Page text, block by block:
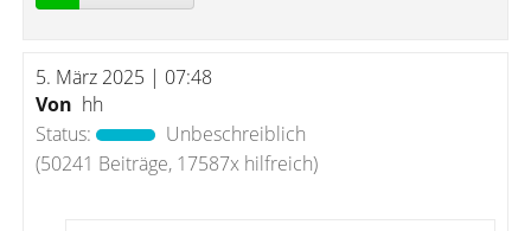
5. März 2025 | 07:48
Von hh
Status:
Unbeschreiblich
(50241 Beiträge, 17587x hilfreich)